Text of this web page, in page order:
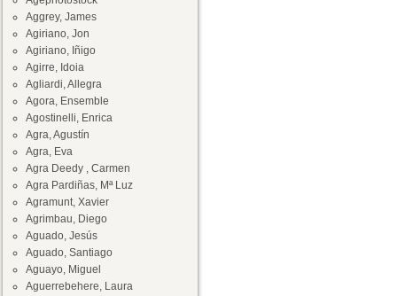
Aggrey, James
Agiriano, Jon
Agiriano, Iñigo
Agirre, Idoia
Agliardi, Allegra
Agora, Ensemble
Agostinelli, Enrica
Agra, Agustín
Agra, Eva
Agra Deedy , Carmen
Agra Pardiñas, Mª Luz
Agramunt, Xavier
Agrimbau, Diego
Aguado, Jesús
Aguado, Santiago
Aguayo, Miguel
Aguerrebehere, Laura